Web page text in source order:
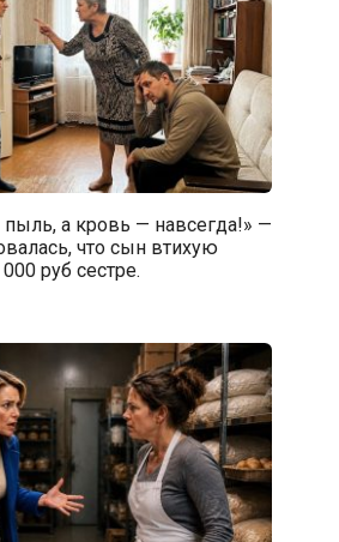
а кровь — навсегда!» —
что сын втихую
руб сестре.